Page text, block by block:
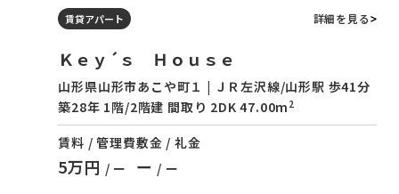
賃貸アパート 詳細を見る
Ｋｅｙ´ｓ Ｈｏｕｓｅ
山形県山形市あこや町１ | ＪＲ左沢線/山形駅 歩41分
築28年 1階/2階建 間取り 2DK 47.00m 2
賃料 / 管理費
5万円 / ー
敷金 / 礼金
ー / ー